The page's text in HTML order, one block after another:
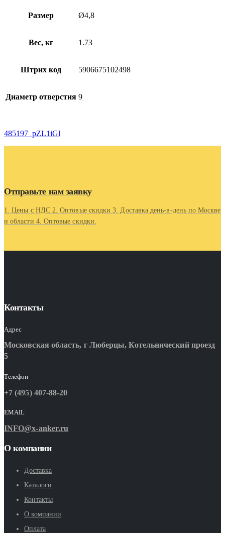
Размер Ø4,8
Вес, кг 1.73
Штрих код 5906675102498
Диаметр отверстия 9
485197_pZL1iGl
Отправьте нам заявку
1. Цены с НДС 2. Оптовые скидки 3. Доставка день-в-день по Москве
и области 4. Оптовые скидки.
Контакты
Адрес
Московская область, г Люберцы, Котельнический проезд
5
Телефон
+7 (495) 407-88-20
EMAIL
INFO@x-anker.ru
О компании
Доставка
Каталоги
Контакты
О компании
Оплата